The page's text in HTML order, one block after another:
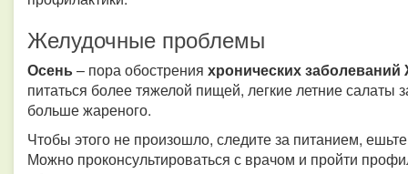
Желудочные проблемы
Осень– пора обострения хронических заболеваний
питаться более тяжелой пищей, легкие летние
больше жареного.
Чтобы этого не произошло, следите за питанием,
Можно проконсультироваться с врачом и пройти